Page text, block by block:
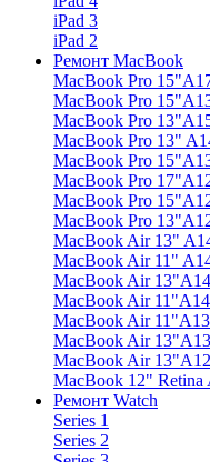
iPad 3
iPad 2
Ремонт MacBook
MacBook Pro 15"
MacBook Pro 15"
MacBook Pro 13"
MacBook Pro 13"
MacBook Pro 15"
MacBook Pro 17"
MacBook Pro 15"
MacBook Pro 13"
MacBook Air 13"
MacBook Air 11"
MacBook Air 13"
MacBook Air 11"
MacBook Air 11"
MacBook Air 13"
MacBook Air 13"
MacBook 12" Retina
Ремонт Watch
Series 1
Series 2